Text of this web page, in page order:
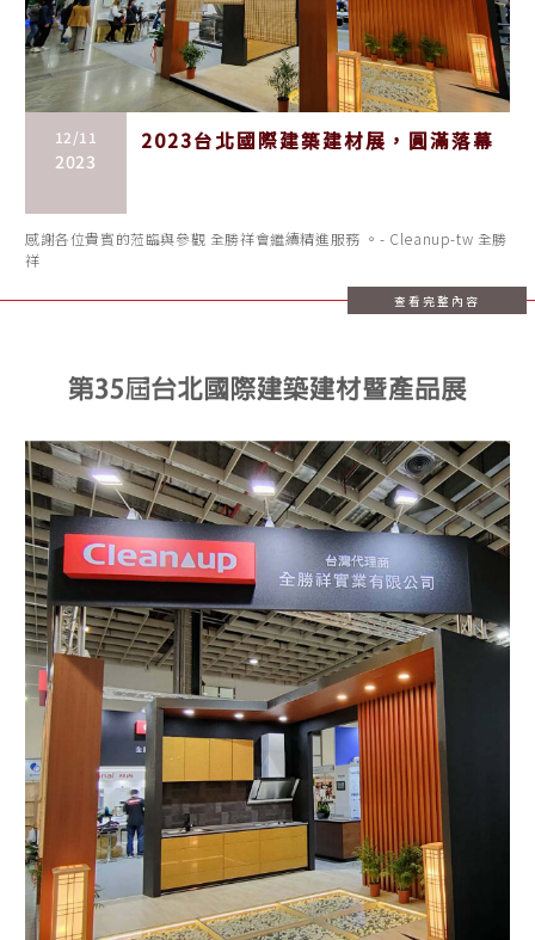
12/11
2023
2023台北國際建築建材展，圓滿落幕
感謝各位貴賓的蒞臨與參觀 全勝祥會繼續精進服務 。- Cleanup-tw 全勝
祥
查看完整內容